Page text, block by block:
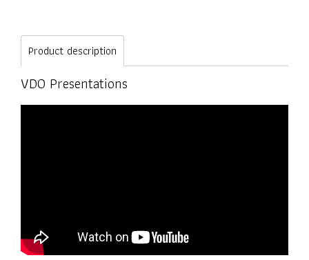
Product description
VDO Presentations